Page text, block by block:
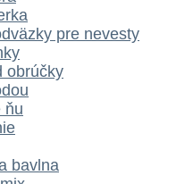
pre nevesty
obrúčky
ňu
bavlna